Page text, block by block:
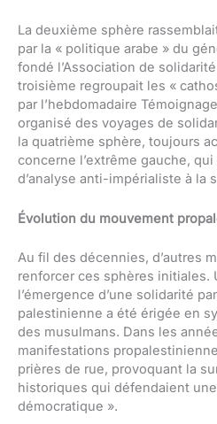
La deuxième sphère
par la « politique arabe » du
fondé l’Association de
troisième regroupait les «
par l’hebdomadaire
organisé des voyages de
la quatrième sphère, toujours
concerne l’extrême gauche,
d’analyse anti-impérialiste à la
Évolution du mouvement
Au fil des décennies, d’autres
renforcer ces sphères initiales.
l’émergence d’une solidarité
palestinienne a été érigée en
des musulmans. Dans les
manifestations
prières de rue, provoquant la
historiques qui défendaient
démocratique ».